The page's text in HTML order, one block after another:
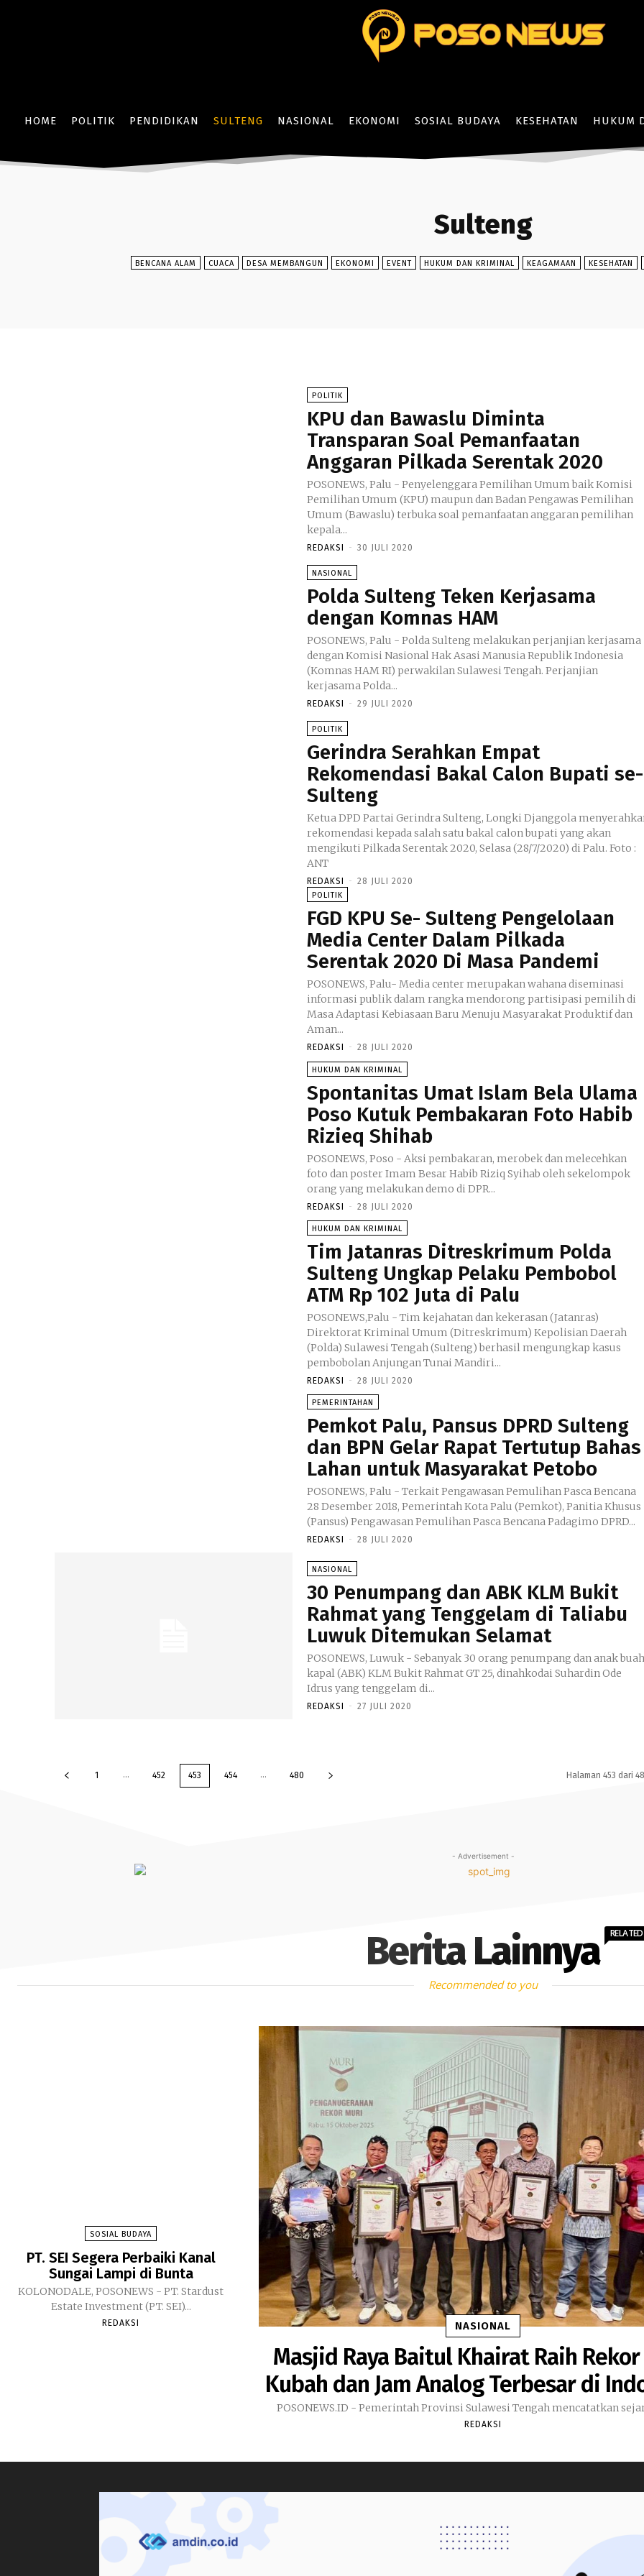
HOME POLITIK PENDIDIKAN SULTENG NASIONAL EKONOMI SOSIAL BUDAYA KESEHATAN HUKUM
Sulteng
BENCANA ALAM CUACA DESA MEMBANGUN EKONOMI EVENT HUKUM DAN KRIMINAL KEAGAMAAN KESEHATAN
POLITIK
KPU dan Bawaslu Diminta
Transparan Soal Pemanfaatan
Anggaran Pilkada Serentak 2020
POSONEWS, Palu - Penyelenggara Pemilihan Umum baik Komisi
Pemilihan Umum (KPU) maupun dan Badan Pengawas Pemilihan
Umum (Bawaslu) terbuka soal pemanfaatan anggaran pemilihan
kepala...
REDAKSI - 30 JULI 2020
NASIONAL
Polda Sulteng Teken Kerjasama
dengan Komnas HAM
POSONEWS, Palu - Polda Sulteng melakukan perjanjian kerjasama
dengan Komisi Nasional Hak Asasi Manusia Republik Indonesia
(Komnas HAM RI) perwakilan Sulawesi Tengah. Perjanjian
kerjasama Polda...
REDAKSI - 29 JULI 2020
POLITIK
Gerindra Serahkan Empat
Rekomendasi Bakal Calon Bupati se-
Sulteng
Ketua DPD Partai Gerindra Sulteng, Longki Djanggola
rekomendasi kepada salah satu bakal calon bupati yang akan
mengikuti Pilkada Serentak 2020, Selasa (28/7/2020) di Palu. Foto :
ANT
REDAKSI - 28 JULI 2020
POLITIK
FGD KPU Se- Sulteng Pengelolaan
Media Center Dalam Pilkada
Serentak 2020 Di Masa Pandemi
POSONEWS, Palu- Media center merupakan wahana diseminasi
informasi publik dalam rangka mendorong partisipasi pemilih di
Masa Adaptasi Kebiasaan Baru Menuju Masyarakat Produktif dan
Aman...
REDAKSI - 28 JULI 2020
HUKUM DAN KRIMINAL
Spontanitas Umat Islam Bela Ulama
Poso Kutuk Pembakaran Foto Habib
Rizieq Shihab
POSONEWS, Poso - Aksi pembakaran, merobek dan melecehkan
foto dan poster Imam Besar Habib Riziq Syihab oleh sekelompok
orang yang melakukan demo di DPR...
REDAKSI - 28 JULI 2020
HUKUM DAN KRIMINAL
Tim Jatanras Ditreskrimum Polda
Sulteng Ungkap Pelaku Pembobol
ATM Rp 102 Juta di Palu
POSONEWS,Palu - Tim kejahatan dan kekerasan (Jatanras)
Direktorat Kriminal Umum (Ditreskrimum) Kepolisian Daerah
(Polda) Sulawesi Tengah (Sulteng) berhasil mengungkap kasus
pembobolan Anjungan Tunai Mandiri...
REDAKSI - 28 JULI 2020
PEMERINTAHAN
Pemkot Palu, Pansus DPRD Sulteng
dan BPN Gelar Rapat Tertutup Bahas
Lahan untuk Masyarakat Petobo
POSONEWS, Palu - Terkait Pengawasan Pemulihan Pasca Bencana
28 Desember 2018, Pemerintah Kota Palu (Pemkot), Panitia Khusus
(Pansus) Pengawasan Pemulihan Pasca Bencana Padagimo DPRD...
REDAKSI - 28 JULI 2020
NASIONAL
30 Penumpang dan ABK KLM Bukit
Rahmat yang Tenggelam di Taliabu
Luwuk Ditemukan Selamat
POSONEWS, Luwuk - Sebanyak 30 orang penumpang dan anak
kapal (ABK) KLM Bukit Rahmat GT 25, dinahkodai Suhardin Ode
Idrus yang tenggelam di...
REDAKSI - 27 JULI 2020
1 ... 452 453 454 ... 480 Halaman 453 dari
- Advertisement -
Berita Lainnya RELATED
Recommended to you
SOSIAL BUDAYA
PT. SEI Segera Perbaiki Kanal
Sungai Lampi di Bunta
KOLONODALE, POSONEWS - PT. Stardust
Estate Investment (PT. SEI)...
REDAKSI NASIONAL
Masjid Raya Baitul Khairat Raih
Kubah dan Jam Analog Terbesar di
POSONEWS.ID - Pemerintah Provinsi Sulawesi Tengah mencatatkan
REDAKSI